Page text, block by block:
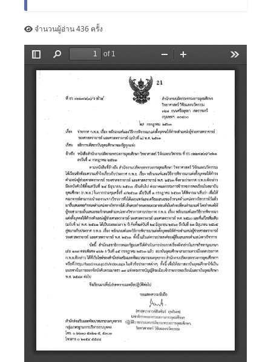
จำนวนผู้อ่าน 436 ครั้ง